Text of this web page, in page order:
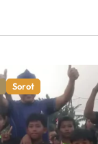
Pemerintahan